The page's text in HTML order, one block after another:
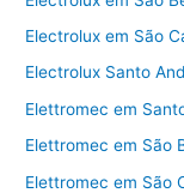
Electrolux em São
Electrolux Santo
Elettromec em
Elettromec em São
Elettromec em São